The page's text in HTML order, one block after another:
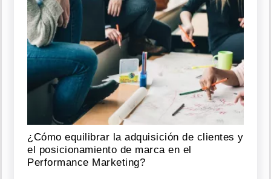
¿Cómo equilibrar la adquisición de clientes y
el posicionamiento de marca en el
Performance Marketing?